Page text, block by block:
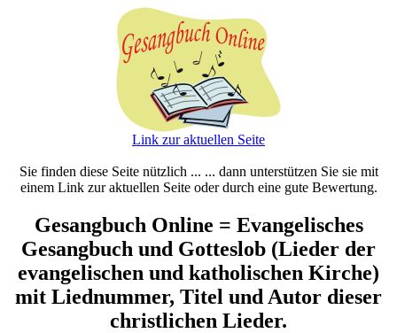
Link zur aktuellen Seite
Sie finden diese Seite nützlich ... ... dann unterstützen Sie sie mit
einem Link zur aktuellen Seite oder durch eine gute Bewertung.
Gesangbuch Online = Evangelisches
Gesangbuch und Gotteslob (Lieder der
evangelischen und katholischen Kirche)
mit Liednummer, Titel und Autor dieser
christlichen Lieder.